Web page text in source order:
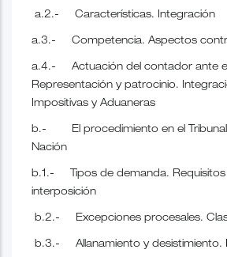
a.2.- Características. Integración
a.3.- Competencia. Aspectos
a.4.- Actuación del contador ante el
Representación y patrocinio.
Impositivas y Aduaneras
b.- El procedimiento en el Tribunal
Nación
b.1.- Tipos de demanda. Requisitos
interposición
b.2.- Excepciones procesales.
b.3.- Allanamiento y desistimiento.